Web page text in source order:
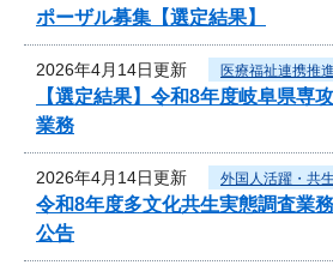
ポーザル募集【選定結果】
2026年4月14日更新 医療福祉連携推
【選定結果】令和8年度岐阜県専
業務
2026年4月14日更新 外国人活躍・共
令和8年度多文化共生実態調査業
公告